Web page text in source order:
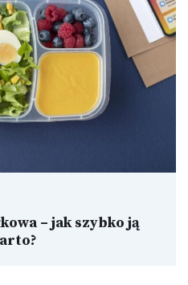
– jak szybko ją